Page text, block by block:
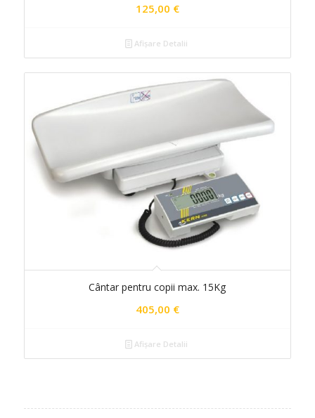
125,00 €
Afișare Detalii
Cântar pentru copii max. 15Kg
405,00 €
Afișare Detalii